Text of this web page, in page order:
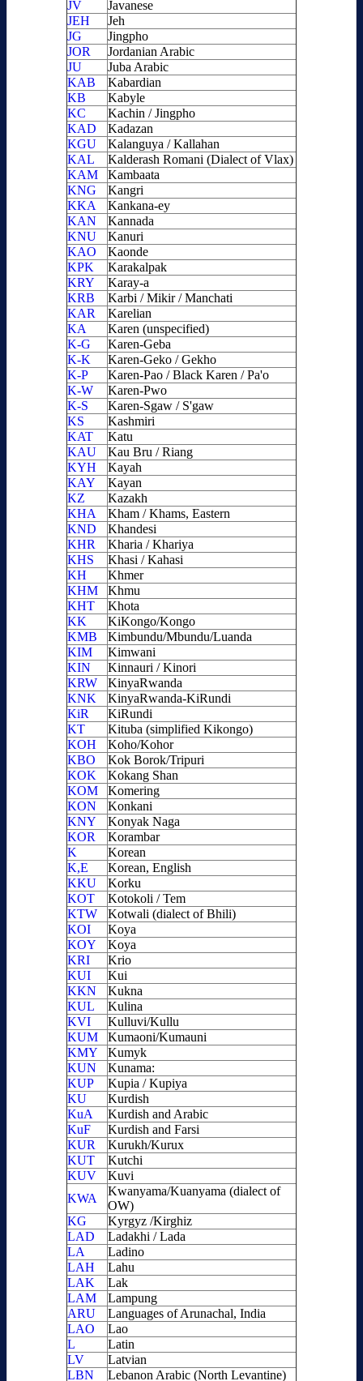
JV
Javanese
JEH
Jeh
JG
Jingpho
JOR
Jordanian Arabic
JU
Juba Arabic
KAB
Kabardian
KB
Kabyle
KC
Kachin / Jingpho
KAD
Kadazan
KGU
Kalanguya / Kallahan
KAL
Kalderash Romani (Dialect of Vlax)
KAM
Kambaata
KNG
Kangri
KKA
Kankana-ey
KAN
Kannada
KNU
Kanuri
KAO
Kaonde
KPK
Karakalpak
KRY
Karay-a
KRB
Karbi / Mikir / Manchati
KAR
Karelian
KA
Karen (unspecified)
K-G
Karen-Geba
K-K
Karen-Geko / Gekho
K-P
Karen-Pao / Black Karen / Pa'o
K-W
Karen-Pwo
K-S
Karen-Sgaw / S'gaw
KS
Kashmiri
KAT
Katu
KAU
Kau Bru / Riang
KYH
Kayah
KAY
Kayan
KZ
Kazakh
KHA
Kham / Khams, Eastern
KND
Khandesi
KHR
Kharia / Khariya
KHS
Khasi / Kahasi
KH
Khmer
KHM
Khmu
KHT
Khota
KK
KiKongo/Kongo
KMB
Kimbundu/Mbundu/Luanda
KIM
Kimwani
KIN
Kinnauri / Kinori
KRW
KinyaRwanda
KNK
KinyaRwanda-KiRundi
KiR
KiRundi
KT
Kituba (simplified Kikongo)
KOH
Koho/Kohor
KBO
Kok Borok/Tripuri
KOK
Kokang Shan
KOM
Komering
KON
Konkani
KNY
Konyak Naga
KOR
Korambar
K
Korean
K,E
Korean, English
KKU
Korku
KOT
Kotokoli / Tem
KTW
Kotwali (dialect of Bhili)
KOI
Koya
KOY
Koya
KRI
Krio
KUI
Kui
KKN
Kukna
KUL
Kulina
KVI
Kulluvi/Kullu
KUM
Kumaoni/Kumauni
KMY
Kumyk
KUN
Kunama:
KUP
Kupia / Kupiya
KU
Kurdish
KuA
Kurdish and Arabic
KuF
Kurdish and Farsi
KUR
Kurukh/Kurux
KUT
Kutchi
KUV
Kuvi
KWA
Kwanyama/Kuanyama (dialect of
OW)
KG
Kyrgyz /Kirghiz
LAD
Ladakhi / Lada
LA
Ladino
LAH
Lahu
LAK
Lak
LAM
Lampung
ARU
Languages of Arunachal, India
LAO
Lao
L
Latin
LV
Latvian
LBN
Lebanon Arabic (North Levantine)